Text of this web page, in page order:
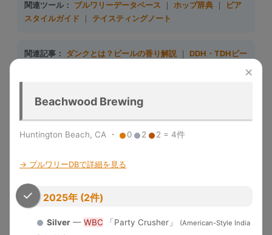
×
Beachwood Brewing
Huntington Beach, CA ・ 0 2 2 = 4件
→ ブルワリーDBで詳細を見る
2025年 (2件)
Silver— WBC 「Party Crusher」
(American-Style India
関連ツール： ブルワリーデータベース ホップ辞典
ビア
スタイルガイド
テイスティングノート
関連記事： ダンクとは？ビールの香り解説
DDH・TDHビー
収録大会一覧（10大会）
Beer Festival
2025
Australian Intl
Beer Awards
AIBA
2015-
2025
「ビールのオリンピック」。世